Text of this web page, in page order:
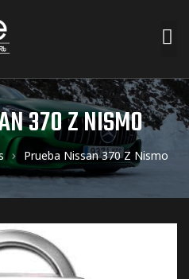
370 Z NISMO
Prueba Nissan 370 Z Nismo